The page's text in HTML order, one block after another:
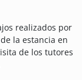
realizados por
la estancia en
de los tutores